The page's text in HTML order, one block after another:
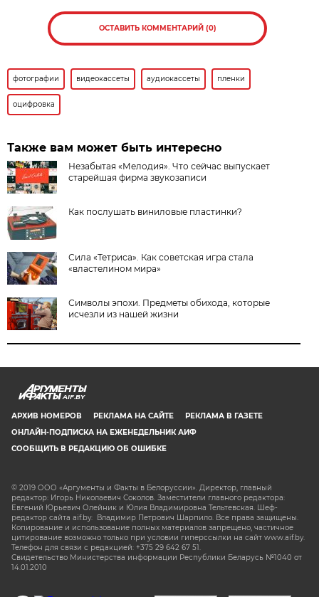
ОСТАВИТЬ КОММЕНТАРИЙ (0)
фотографии видеокассеты аудиокассеты пленки
оцифровка
Также вам может быть интересно
Незабытая «Мелодия». Что сейчас выпускает
старейшая фирма звукозаписи
Как послушать виниловые пластинки?
Сила «Тетриса». Как советская игра стала
«властелином мира»
Символы эпохи. Предметы обихода, которые
исчезли из нашей жизни
AIF.BY
АРХИВ НОМЕРОВ РЕКЛАМА НА САЙТЕ
РЕКЛАМА В ГАЗЕТЕ
ОНЛАЙН-ПОДПИСКА НА ЕЖЕНЕДЕЛЬНИК АИФ
СООБЩИТЬ В РЕДАКЦИЮ ОБ ОШИБКЕ
© 2019 ООО «Аргументы и Факты в Белоруссии». Директор, главный
редактор: Игорь Николаевич Соколов. Заместители главного редактора:
Евгений Юрьевич Олейник и Юлия Владимировна Тельтевская. Шеф-
редактор сайта aif.by: Владимир Петрович Шарпило. Все права защищены.
Копирование и использование полных материалов запрещено, частичное
цитирование возможно только при условии гиперссылки на сайт www.aif.by.
Телефон для связи с редакцией: +375 29 642 67 51.
Свидетельство Министерства информации Республики Беларусь №1040 от
14.01.2010